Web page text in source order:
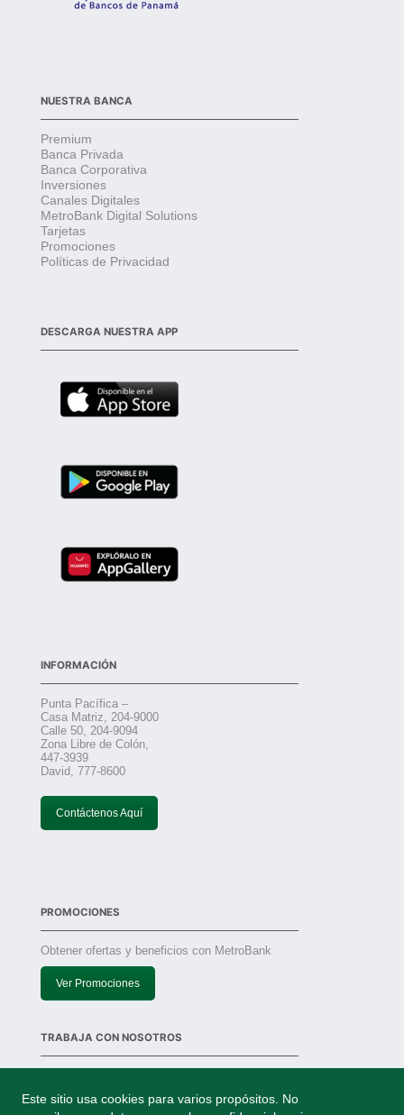
Este sitio usa cookies para varios propósitos. No
NUESTRA BANCA
Premium
Banca Privada
Banca Corporativa
Inversiones
Canales Digitales
MetroBank Digital Solutions
Tarjetas
Promociones
Políticas de Privacidad
DESCARGA NUESTRA APP
INFORMACIÓN
Punta Pacífica –
Casa Matriz, 204-9000
Calle 50, 204-9094
Zona Libre de Colón,
447-3939
David, 777-8600
Contáctenos Aquí
PROMOCIONES
Obtener ofertas y beneficios con MetroBank
Ver Promociones
TRABAJA CON NOSOTROS